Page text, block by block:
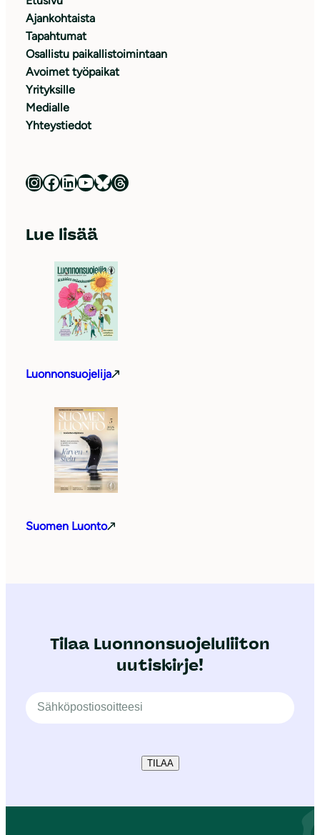
Ajankohtaista
Tapahtumat
Osallistu paikallistoimintaan
Avoimet työpaikat
Yrityksille
Medialle
Yhteystiedot
Luonnonsuojeluliitto Instagramissa Luonnonsuojeluliitto Facebookissa Luonnonsuojeluliitto LinkedInissä Luonnonsuojeluliiton YouTube-kanava Luonnonsuojeluliitto Blueskyssa Luonnonsuojeluliitto Threadsissa
Lue lisää
Luonnonsuojelija
Suomen Luonto
Tilaa Luonnonsuojeluliiton
uutiskirje!
TILAA